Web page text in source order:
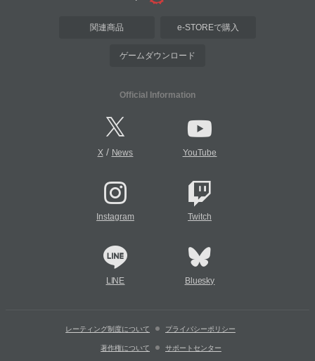
関連商品 e-STOREで購入
ゲームダウンロード
Official Information
X/ News YouTube
Instagram Twitch
LINE Bluesky
レーティング制度について プライバシーポリシー
著作権について サポートセンター